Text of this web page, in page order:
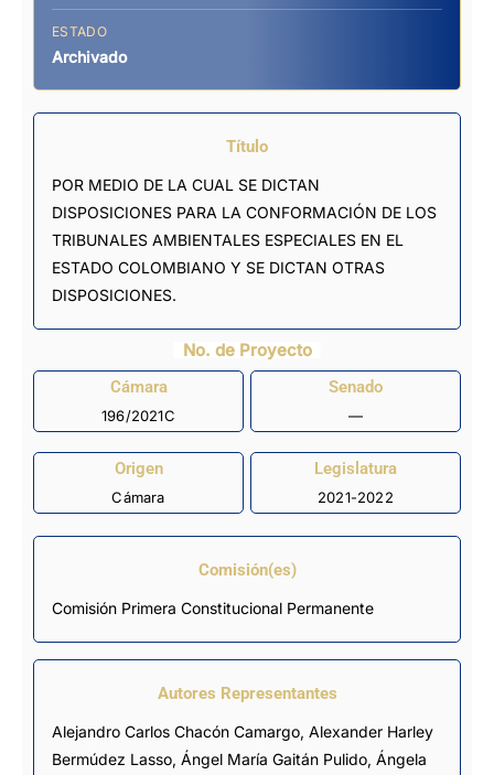
ESTADO
Archivado
Título
POR MEDIO DE LA CUAL SE DICTAN
DISPOSICIONES PARA LA CONFORMACIÓN DE LOS
TRIBUNALES AMBIENTALES ESPECIALES EN EL
ESTADO COLOMBIANO Y SE DICTAN OTRAS
DISPOSICIONES.
No. de Proyecto
Cámara
196/2021C
Senado
—
Origen
Cámara
Legislatura
2021-2022
Comisión(es)
Comisión Primera Constitucional Permanente
Autores Representantes
Alejandro Carlos Chacón Camargo, Alexander Harley
Bermúdez Lasso, Ángel María Gaitán Pulido, Ángela